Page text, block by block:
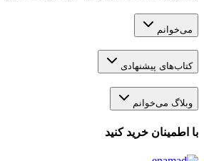
می‌خوانم
کتاب‌های پیشنهادی
وبلاگ می‌خوانم
با اطمینان خرید کنید